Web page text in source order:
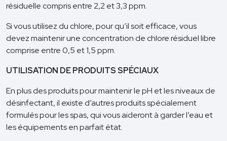
résiduelle compris entre 2,2 et 3,3 ppm.
Si vous utilisez du chlore, pour qu’il soit efficace, vous
devez maintenir une concentration de chlore résiduel libre
comprise entre 0,5 et 1,5 ppm.
UTILISATION DE PRODUITS SPÉCIAUX
En plus des produits pour maintenir le pH et les niveaux de
désinfectant, il existe d’autres produits spécialement
formulés pour les spas, qui vous aideront à garder l’eau et
les équipements en parfait état.